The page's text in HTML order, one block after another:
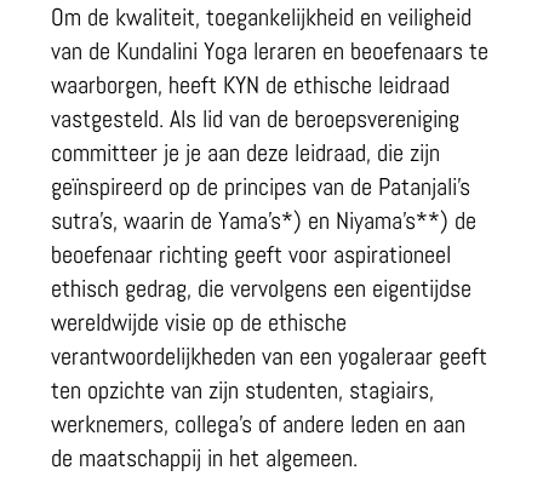
Om de kwaliteit, toegankelijkheid en veiligheid
van de Kundalini Yoga leraren en beoefenaars te
waarborgen, heeft KYN de ethische leidraad
vastgesteld. Als lid van de beroepsvereniging
committeer je je aan deze leidraad, die zijn
geïnspireerd op de principes van de Patanjali’s
sutra’s, waarin de Yama’s*) en Niyama’s**) de
beoefenaar richting geeft voor aspirationeel
ethisch gedrag, die vervolgens een eigentijdse
wereldwijde visie op de ethische
verantwoordelijkheden van een yogaleraar geeft
ten opzichte van zijn studenten, stagiairs,
werknemers, collega’s of andere leden en aan
de maatschappij in het algemeen.